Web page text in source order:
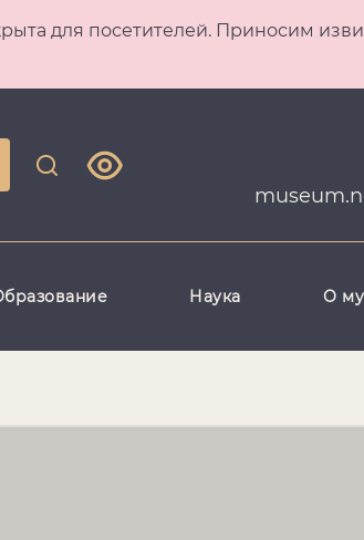
для посетителей. Приносим
Наука О